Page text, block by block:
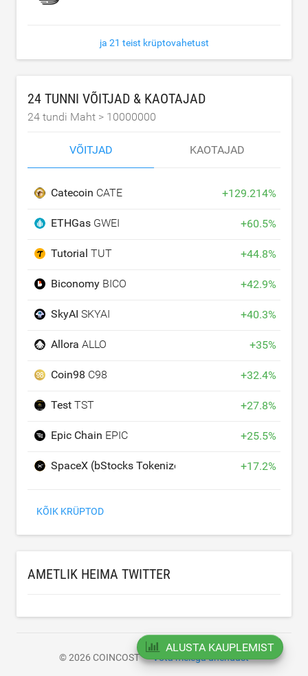
ja 21 teist krüptovahetust
24 TUNNI VÕITJAD & KAOTAJAD
24 tundi Maht > 10000000
VÕITJAD KAOTAJAD
Catecoin CATE +129.214%
ETHGas GWEI +60.5%
Tutorial TUT +44.8%
Biconomy BICO +42.9%
SkyAI SKYAI +40.3%
Allora ALLO +35%
Coin98 C98 +32.4%
Test TST +27.8%
Epic Chain EPIC +25.5%
SpaceX (bStocks Tokenized Stock) SPCXB
+17.2%
KÕIK KRÜPTOD
AMETLIK HEIMA TWITTER
© 2026 COINCOST Võta meiega ühendust
ALUSTA KAUPLEMIST